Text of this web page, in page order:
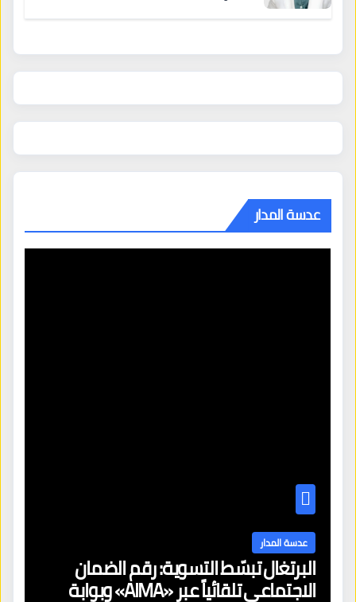
عدسة المدار
عدسة المدار
البرتغال تبسّط التسوية: رقم الضمان
الاجتماعي تلقائياً عبر «AIMA» وبوابة